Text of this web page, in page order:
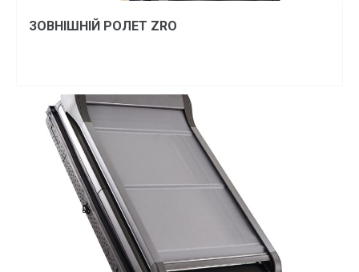
ЗОВНІШНІЙ РОЛЕТ ZRO